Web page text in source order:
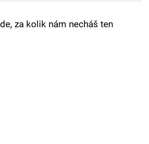
za kolik nám necháš ten